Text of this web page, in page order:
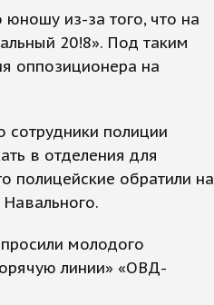
юношу из-за того, что на
20!8». Под таким
оппозиционера на
сотрудники полиции
в отделения для
полицейские обратили на
молодого
линии» «ОВД-